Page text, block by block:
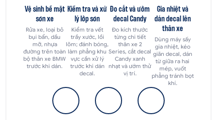
Vệ sinh bề mặt
sơn xe
Rửa xe, loại bỏ
bụi bẩn, dầu
mỡ, nhựa
đường trên toàn
bộ thân xe BMW
trước khi dán.
Kiểm tra và xử
lý lớp sơn
Kiểm tra vết
trầy xước, lồi
lõm; đánh bóng,
làm phẳng khu
vực cần xử lý
trước khi dán
decal.
Đo cắt và ướm
decal Candy
Đo kích thước
từng chi tiết
thân xe 2
Series, cắt decal
Candy xanh
nhạt và ướm thử
vị trí.
Gia nhiệt và
dán decal lên
thân xe
Dùng máy sấy
gia nhiệt, kéo
giãn decal, dán
từ giữa ra hai
mép, vuốt
phẳng tránh bọt
khí.